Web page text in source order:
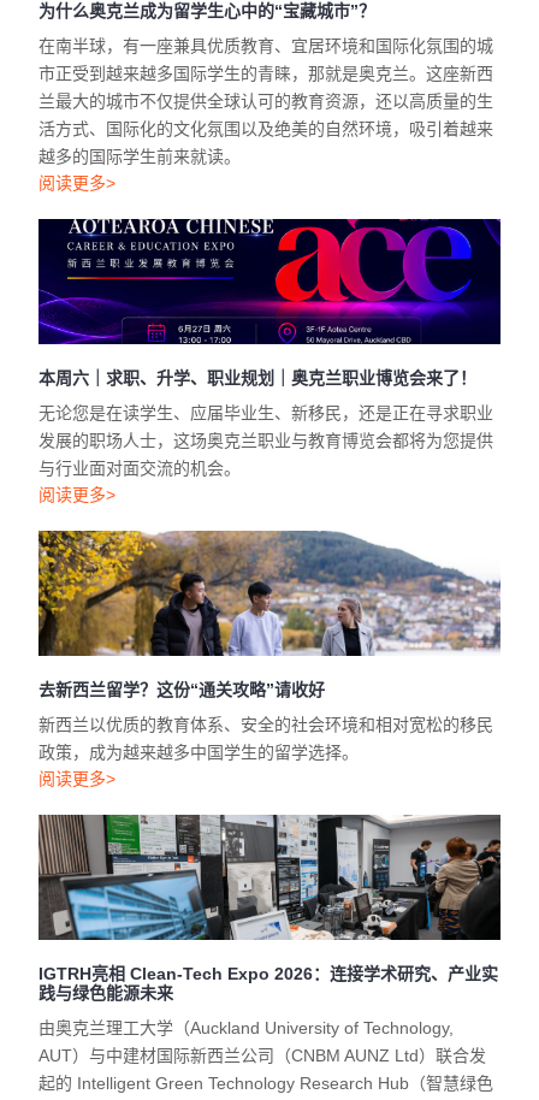
为什么奥克兰成为留学生心中的“宝藏城市”？
在南半球，有一座兼具优质教育、宜居环境和国际化氛围的城
市正受到越来越多国际学生的青睐，那就是奥克兰。这座新西
兰最大的城市不仅提供全球认可的教育资源，还以高质量的生
活方式、国际化的文化氛围以及绝美的自然环境，吸引着越来
越多的国际学生前来就读。
阅读更多>
本周六｜求职、升学、职业规划｜奥克兰职业博览会来了！
无论您是在读学生、应届毕业生、新移民，还是正在寻求职业
发展的职场人士，这场奥克兰职业与教育博览会都将为您提供
与行业面对面交流的机会。
阅读更多>
去新西兰留学？这份“通关攻略”请收好
新西兰以优质的教育体系、安全的社会环境和相对宽松的移民
政策，成为越来越多中国学生的留学选择。
阅读更多>
IGTRH亮相 Clean-Tech Expo 2026：连接学术研究、产业实
践与绿色能源未来
由奥克兰理工大学（Auckland University of Technology,
AUT）与中建材国际新西兰公司（CNBM AUNZ Ltd）联合发
起的 Intelligent Green Technology Research Hub（智慧绿色